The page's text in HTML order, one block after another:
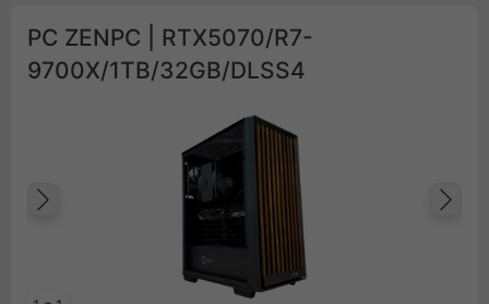
PC ZENPC | RTX5070/R7-
9700X/1TB/32GB/DLSS4
Poprzedni